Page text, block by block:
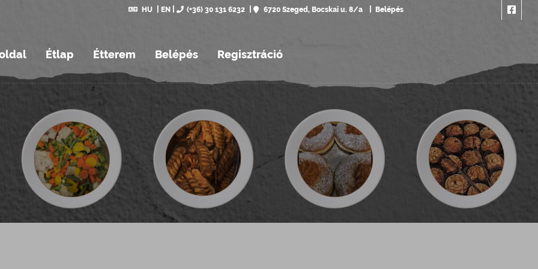
HU EN (+36) 30 131 6232 6720 Szeged, Bocskai u. 8/a Belépés
Étlap Étterem Belépés Regisztráció